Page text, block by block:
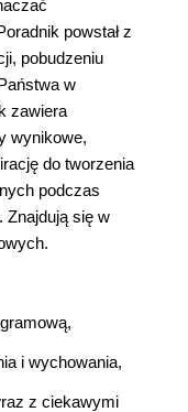
powstał z
pobudzeniu
w
zawiera
wynikowe,
do tworzenia
podczas
Znajdują się w
i wychowania,
z ciekawymi